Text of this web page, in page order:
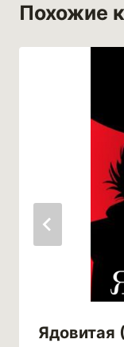
Похожие
Ядовитая